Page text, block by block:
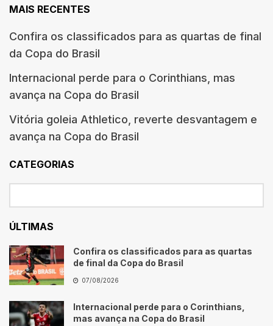
MAIS RECENTES
Confira os classificados para as quartas de final
da Copa do Brasil
Internacional perde para o Corinthians, mas
avança na Copa do Brasil
Vitória goleia Athletico, reverte desvantagem e
avança na Copa do Brasil
CATEGORIAS
ÚLTIMAS
Confira os classificados para as quartas
de final da Copa do Brasil
07/08/2026
Internacional perde para o Corinthians,
mas avança na Copa do Brasil